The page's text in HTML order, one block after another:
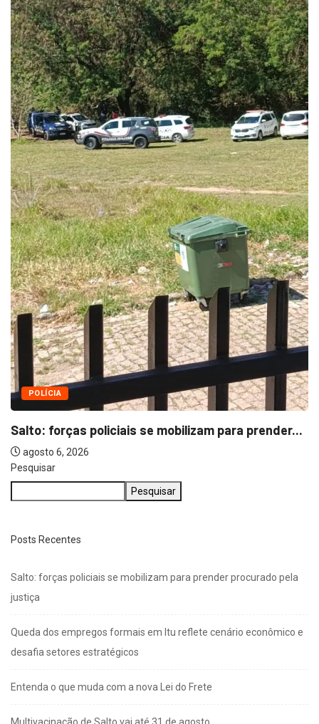
ECONOMIA
Queda dos empregos formais em Itu reflete...
agosto 6, 2026
Pesquisar
Pesquisar
Posts Recentes
Salto: forças policiais se mobilizam para prender procurado pela
justiça
Queda dos empregos formais em Itu reflete cenário econômico e
desafia setores estratégicos
Entenda o que muda com a nova Lei do Frete